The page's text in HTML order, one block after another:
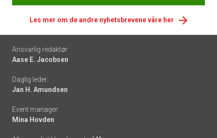
Les mer om de andre nyhetsbrevene våre her
Footer
-
links
Ansvarlig redaktør:
Aase E. Jacobsen
Daglig leder:
Jan H. Amundsen
Event manager:
Mina Hovden